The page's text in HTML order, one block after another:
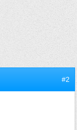
#2